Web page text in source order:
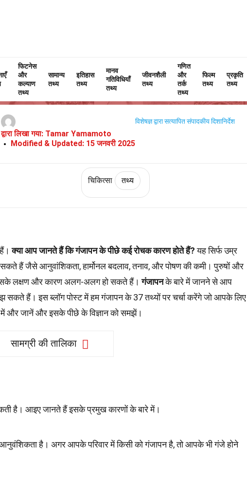
फिटनेस
और
कल्याण
तथ्य
सामान्य
तथ्य
इतिहास
तथ्य
मानव
गतिविधियाँ
तथ्य
जीवनशैली
तथ्य
गणित
और
तर्क
तथ्य
फिल्म
तथ्य
प्रकृति
तथ्य
तथ्य
गंजापन के बारे में 37 तथ्य
द्वारा लिखा गया: Tamar Yamamoto
Modified & Updated: 15 जनवरी 2025
विशेषज्ञ द्वारा सत्यापित संपादकीय दिशानिर्देश
चिकित्सा तथ्य
हैं।क्या आप जानते हैं कि गंजापन के पीछे कई रोचक कारण होते हैं?यह सिर्फ उम्र
हैं जैसे आनुवांशिकता, हार्मोनल बदलाव, तनाव, और पोषण की कमी। पुरुषों और
इसके लक्षण और कारण अलग-अलग हो सकते हैं।गंजापनके बारे में जानने से आप
हैं। इस ब्लॉग पोस्ट में हम गंजापन के 37 तथ्यों पर चर्चा करेंगे जो आपके लिए
और जानें और इसके पीछे के विज्ञान को समझें।
सामग्री की तालिका
है। आइए जानते हैं इसके प्रमुख कारणों के बारे में।
है। अगर आपके परिवार में किसी को गंजापन है, तो आपके भी गंजे होने